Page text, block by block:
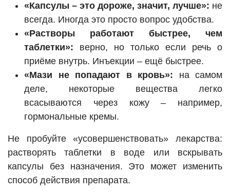
«Капсулы – это дороже, значит, лучше»: не
всегда. Иногда это просто вопрос удобства.
«Растворы работают быстрее, чем
таблетки»: верно, но только если речь о
приёме внутрь. Инъекции – ещё быстрее.
«Мази не попадают в кровь»: на самом
деле, некоторые вещества легко
всасываются через кожу – например,
гормональные кремы.
Не пробуйте «усовершенствовать» лекарства:
растворять таблетки в воде или вскрывать
капсулы без назначения. Это может изменить
способ действия препарата.